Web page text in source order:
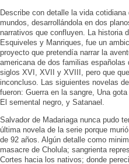
Describe con detalle la vida cotidiana
mundos, desarrollándola en dos
narrativos que confluyen. La historia
Esquiveles y Manriques, fue un
proyecto que pretendía narrar la
americana de dos familias españolas
siglos XVI, XVII y XVIII, pero que
inconcluso. Las siguientes novelas
fueron: Guerra en la sangre, Una gota
El semental negro, y Satanael.
Salvador de Madariaga nunca pudo
última novela de la serie porque
de 92 años. Algún detalle como
masacre de Cholula; sangrienta
Cortes hacia los nativos; donde